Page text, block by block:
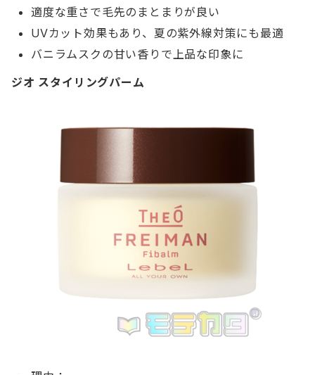
適度な重さで毛先のまとまりが良い
UVカット効果もあり、夏の紫外線対策にも最適
バニラムスクの甘い香りで上品な印象に
ジオ スタイリングパーム